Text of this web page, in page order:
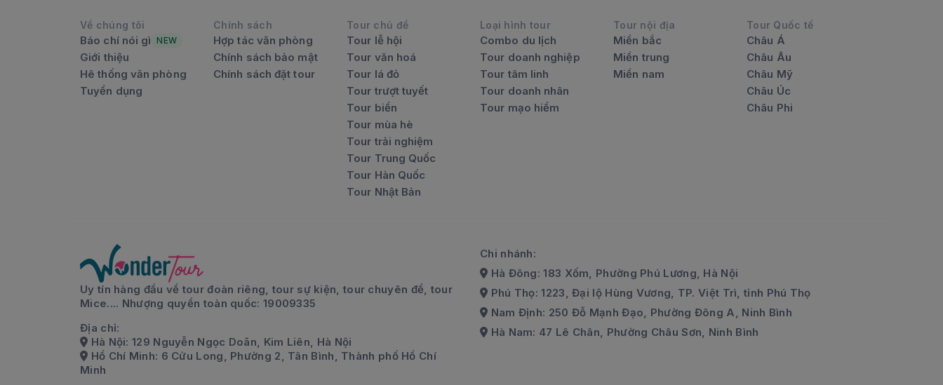
Về chúng tôi
Báo chí nói gì NEW
Giới thiệu
Hê thống văn phòng
Tuyển dụng
Chính sách
Hợp tác văn phòng
Chính sách bảo mật
Chính sách đặt tour
Tour chủ đề
Tour lễ hội
Tour văn hoá
Tour lá đỏ
Tour trượt tuyết
Tour biển
Tour mùa hè
Tour trải nghiệm
Tour Trung Quốc
Tour Hàn Quốc
Tour Nhật Bản
Loại hình tour
Combo du lịch
Tour doanh nghiệp
Tour tâm linh
Tour doanh nhân
Tour mạo hiểm
Tour nội địa
Miền bắc
Miền trung
Miền nam
Tour Quốc tế
Châu Á
Châu Âu
Châu Mỹ
Châu Úc
Châu Phi
Uy tín hàng đầu về tour đoàn riêng, tour sự kiện, tour chuyên đề, tour
Mice.... Nhượng quyền toàn quốc: 19009335
Địa chỉ:
Hà Nội: 129 Nguyễn Ngọc Doãn, Kim Liên, Hà Nội
Hồ Chí Minh: 6 Cửu Long, Phường 2, Tân Bình, Thành phố Hồ Chí
Minh
Chi nhánh:
Hà Đông: 183 Xốm, Phường Phú Lương, Hà Nội
Phú Thọ: 1223, Đại lộ Hùng Vương, TP. Việt Trì, tỉnh Phú Thọ
Nam Định: 250 Đỗ Mạnh Đạo, Phường Đông A, Ninh Bình
Hà Nam: 47 Lê Chân, Phường Châu Sơn, Ninh Bình